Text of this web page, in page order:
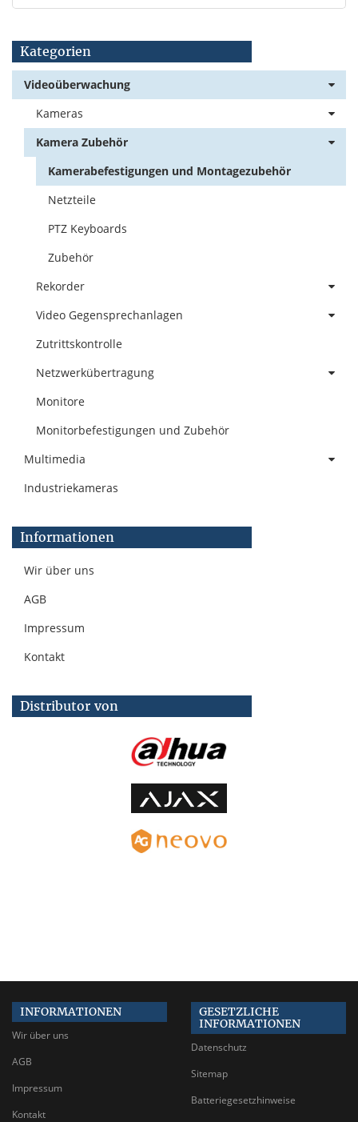
Kategorien
Videoüberwachung
Kameras
Kamera Zubehör
Kamerabefestigungen und Montagezubehör
Netzteile
PTZ Keyboards
Zubehör
Rekorder
Video Gegensprechanlagen
Zutrittskontrolle
Netzwerkübertragung
Monitore
Monitorbefestigungen und Zubehör
Multimedia
Industriekameras
Informationen
Wir über uns
AGB
Impressum
Kontakt
Distributor von
INFORMATIONEN
Wir über uns
AGB
Impressum
Kontakt
GESETZLICHE
INFORMATIONEN
Datenschutz
Sitemap
Batteriegesetzhinweise